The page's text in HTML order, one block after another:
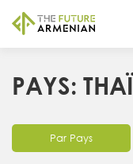
PAYS:
Par Pays